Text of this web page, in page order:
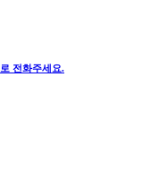
로 전화주세요.